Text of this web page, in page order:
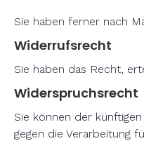
Sie haben ferner nach
Widerrufsrecht
Sie haben das Recht,
Widerspruchsrecht
Sie können der
gegen die Verarbeitung